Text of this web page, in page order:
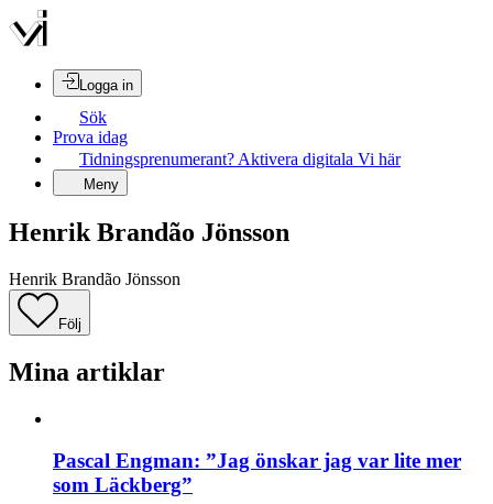
Logga in
Sök
Prova idag
Tidningsprenumerant? Aktivera digitala Vi här
Meny
Henrik Brandão Jönsson
Henrik Brandão Jönsson
Följ
Mina artiklar
Pascal Engman: ”Jag önskar jag var lite mer
som Läckberg”